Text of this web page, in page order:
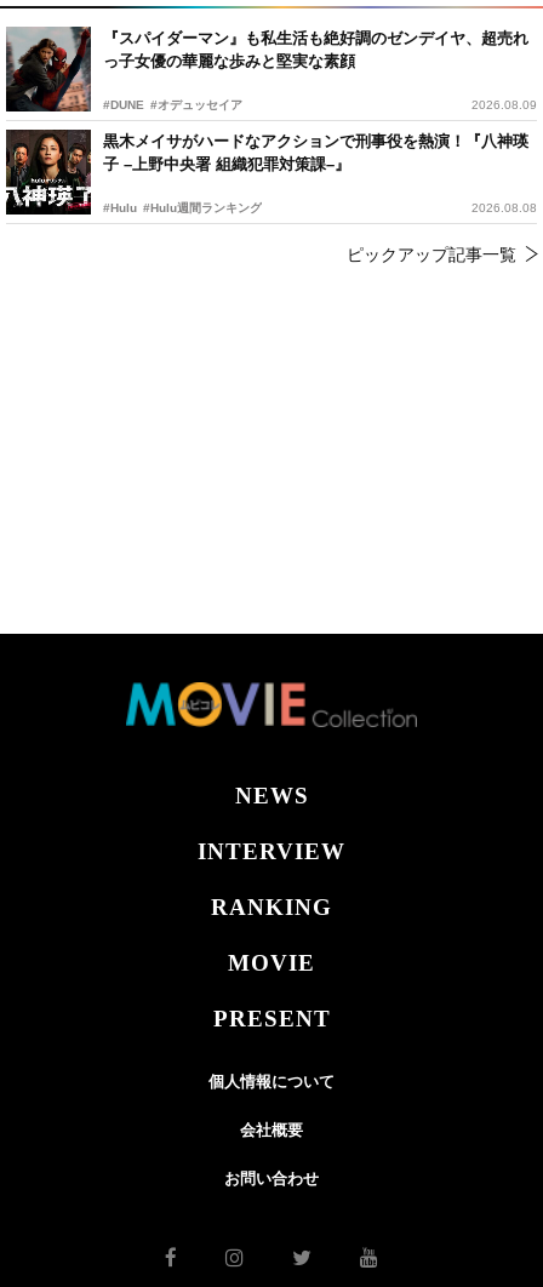
『スパイダーマン』も私生活も絶好調のゼンデイヤ、超売れ
っ子女優の華麗な歩みと堅実な素顔
#DUNE #オデュッセイア 2026.08.09
黒木メイサがハードなアクションで刑事役を熱演！『八神瑛
子 –上野中央署 組織犯罪対策課–』
#Hulu #Hulu週間ランキング 2026.08.08
ピックアップ記事一覧
NEWS
INTERVIEW
RANKING
MOVIE
PRESENT
個人情報について
会社概要
お問い合わせ